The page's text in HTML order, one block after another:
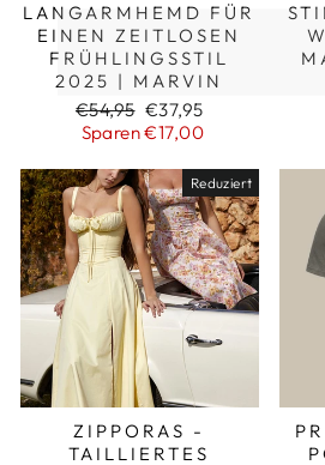
LANGARMHEMD FÜR
EINEN ZEITLOSEN
FRÜHLINGSSTIL
2025 | MARVIN
Normaler
Preis
€54,95 Sonderpreis
€37,95
Sparen €17,00
Reduziert
ZIPPORAS -
TAILLIERTES